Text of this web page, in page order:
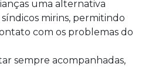
uma alternativa
mirins, permitindo
com os problemas do
sempre acompanhadas,